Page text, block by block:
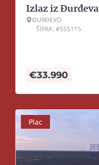
Izlaz iz Đurđeva
ĐURĐEVO
ŠIFRA: #555115
€33.990
Plac